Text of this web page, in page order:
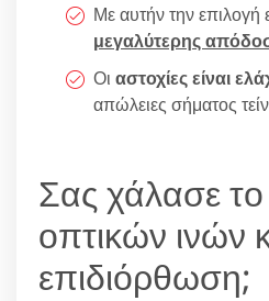
Με αυτήν την επιλογή
μεγαλύτερης
Οι αστοχίες είναι
απώλειες σήματος
Σας χάλασε το
οπτικών ινών
επιδιόρθωση;